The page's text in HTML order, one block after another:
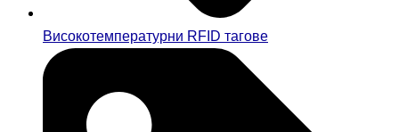
Високотемпературни RFID тагове